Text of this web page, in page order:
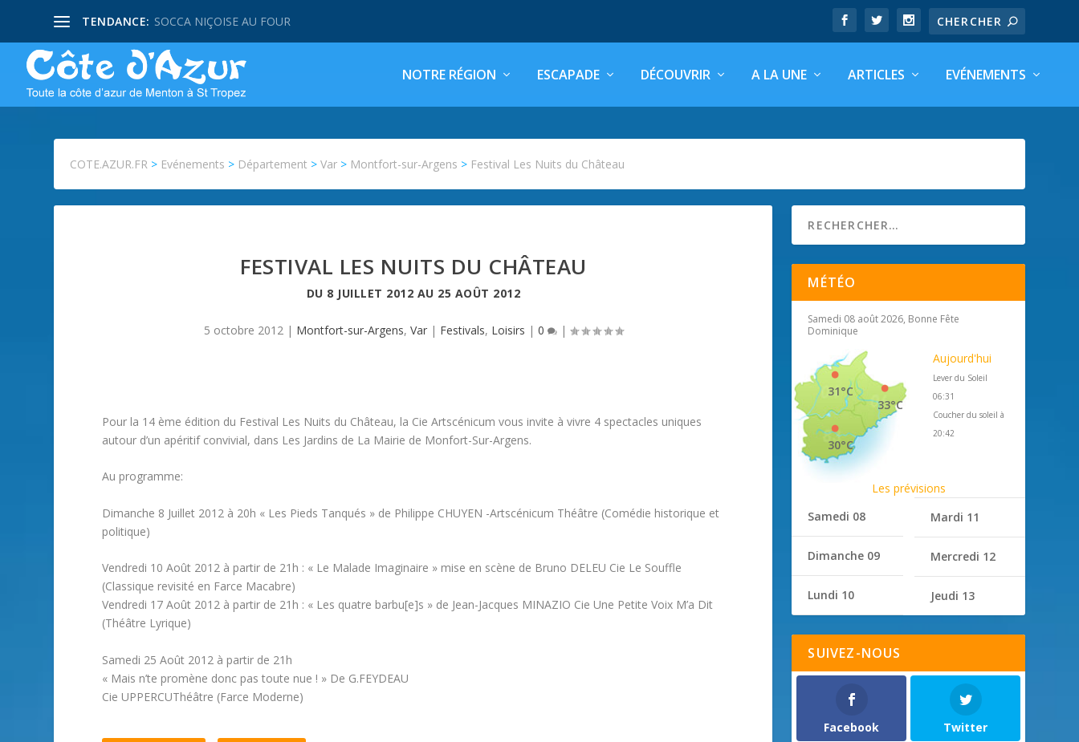
TENDANCE: PISSALADIERE NIÇOISE
NOTRE RÉGION ESCAPADE DÉCOUVRIR A LA UNE ARTICLES EVÉNEMENTS
COTE.AZUR.FR > Evénements > Département >Var > Montfort-sur-Argens > Festival Les Nuits du Château
FESTIVAL LES NUITS DU CHÂTEAU
DU 8 JUILLET 2012 AU 25 AOÛT 2012
5 octobre 2012| Montfort-sur-Argens, Var| Festivals, Loisirs | 0 |
Pour la 14 ème édition du Festival Les Nuits du Château, la Cie Artscénicum vous invite à vivre 4 spectacles uniques
autour d’un apéritif convivial, dans Les Jardins de La Mairie de Monfort-Sur-Argens.
Au programme:
Dimanche 8 Juillet 2012 à 20h « Les Pieds Tanqués » de Philippe CHUYEN -Artscénicum Théâtre (Comédie historique et
politique)
Vendredi 10 Août 2012 à partir de 21h : « Le Malade Imaginaire » mise en scène de Bruno DELEU Cie Le Souffle
(Classique revisité en Farce Macabre)
Vendredi 17 Août 2012 à partir de 21h : « Les quatre barbu[e]s » de Jean-Jacques MINAZIO Cie Une Petite Voix M’a Dit
(Théâtre Lyrique)
Samedi 25 Août 2012 à partir de 21h
« Mais n’te promène donc pas toute nue ! » De G.FEYDEAU
Cie UPPERCUThéâtre (Farce Moderne)
MÉTÉO
Samedi 08 août 2026, Bonne Fête
Dominique
33°C
31°C
30°C
Aujourd'hui
Lever du Soleil
06:31
Coucher du soleil à
20:42
Les prévisions
Samedi 08
Dimanche 09
Lundi 10
Mardi 11
Mercredi 12
Jeudi 13
SUIVEZ-NOUS
Facebook Twitter